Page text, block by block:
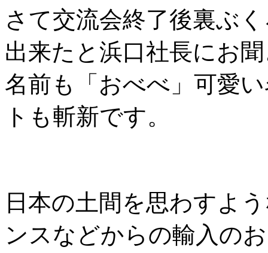
さて交流会終了後裏ぶ
出来たと浜口社長にお
名前も「おべべ」可愛
トも斬新です。
日本の土間を思わすよ
ンスなどからの輸入の